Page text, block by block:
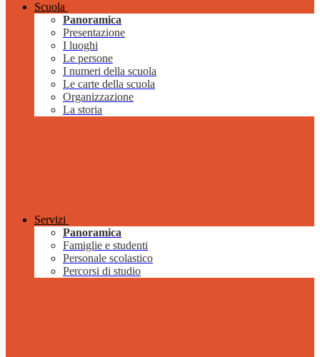
Scuola
Panoramica
Presentazione
I luoghi
Le persone
I numeri della scuola
Le carte della scuola
Organizzazione
La storia
Servizi
Panoramica
Famiglie e studenti
Personale scolastico
Percorsi di studio